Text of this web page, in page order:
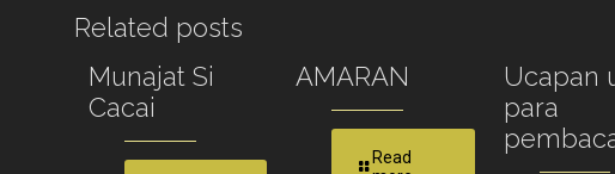
Related posts
Munajat Si
Cacai
AMARAN
Read
Ucapan
para